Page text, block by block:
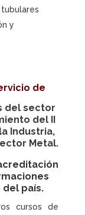
y
de
del sector
del II
Industria,
Metal.
país.
cursos de